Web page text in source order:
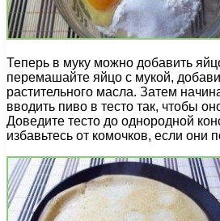
Теперь в муку можно добавить
перемашайте яйцо с мукой,
растительного масла. Затем
вводить пиво в тесто так, чтобы
Доведите тесто до однородной
избавьтесь от комочков, если они